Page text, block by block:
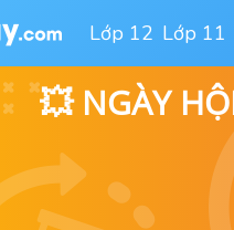
Lớp 12 Lớp 11
💥 NGÀY
nghị luận
khi xuất
bài, kết
biệt khi